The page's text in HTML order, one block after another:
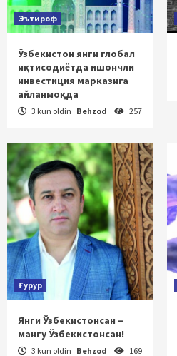
Эътироф
Ўзбекистон янги глобал
иқтисодиётда ишончли
инвестиция марказига
айланмоқда
3 kun oldin Behzod 257
Ғурур
Янги Ўзбекистонсан –
мангу Ўзбекистонсан!
3 kun oldin Behzod 169